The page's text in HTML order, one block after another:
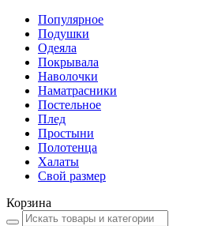
Популярное
Подушки
Одеяла
Покрывала
Наволочки
Наматрасники
Постельное
Плед
Простыни
Полотенца
Халаты
Свой размер
Корзина